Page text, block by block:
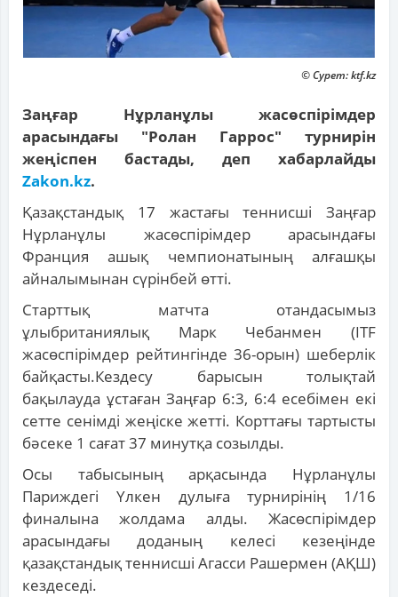
© Сурет: ktf.kz
Заңғар Нұрланұлы жасөспірімдер
арасындағы "Ролан Гаррос" турнирін
жеңіспен бастады, деп хабарлайды
Zakon.kz.
Қазақстандық 17 жастағы теннисші Заңғар
Нұрланұлы жасөспірімдер арасындағы
Франция ашық чемпионатының алғашқы
айналымынан сүрінбей өтті.
Старттық матчта отандасымыз
ұлыбританиялық Марк Чебанмен (ITF
жасөспірімдер рейтингінде 36-орын) шеберлік
байқасты.Кездесу барысын толықтай
бақылауда ұстаған Заңғар 6:3, 6:4 есебімен екі
сетте сенімді жеңіске жетті. Корттағы тартысты
бәсеке 1 сағат 37 минутқа созылды.
Осы табысының арқасында Нұрланұлы
Париждегі Үлкен дулыға турнирінің 1/16
финалына жолдама алды. Жасөспірімдер
арасындағы доданың келесі кезеңінде
қазақстандық теннисші Агасси Рашермен (АҚШ)
кездеседі.